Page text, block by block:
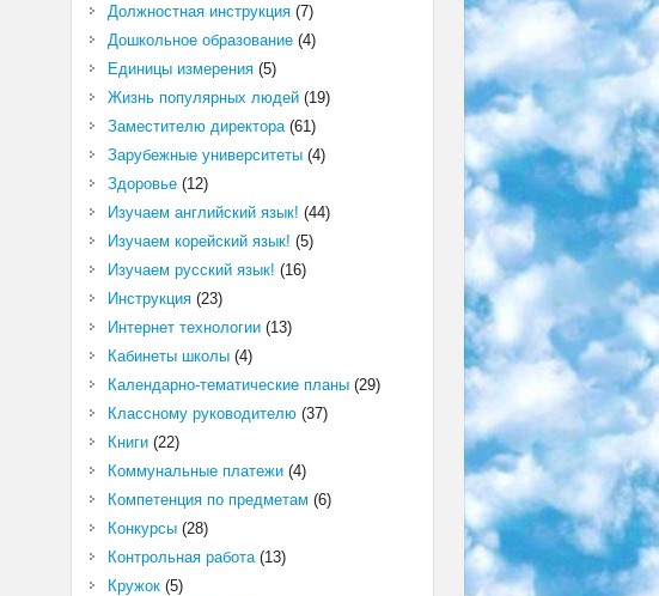
Должностная инструкция(7)
Дошкольное образование(4)
Единицы измерения(5)
Жизнь популярных людей(19)
Заместителю директора(61)
Зарубежные университеты(4)
Здоровье(12)
Изучаем английский язык! (44)
Изучаем корейский язык! (5)
Изучаем русский язык! (16)
Инструкция(23)
Интернет технологии(13)
Кабинеты школы(4)
Календарно-тематические планы(29)
Классному руководителю(37)
Книги(22)
Коммунальные платежи(4)
Компетенция по предметам (6)
Конкурсы(28)
Контрольная работа(13)
Кружок(5)